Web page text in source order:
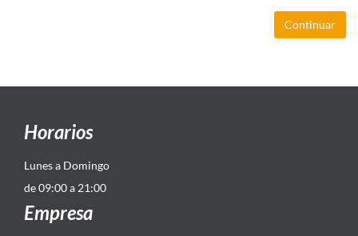
Continuar
Horarios
Lunes a Domingo
de 09:00 a 21:00
Empresa